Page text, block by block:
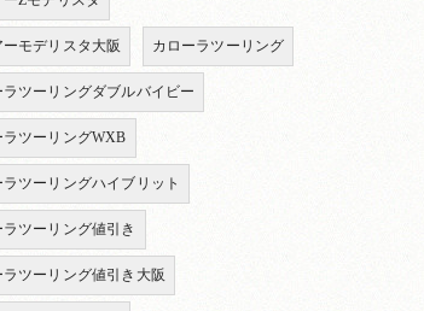
モデリスタ大阪 カローラツーリング
ラツーリングダブルバイビー
ラツーリングWXB
ラツーリングハイブリット
ラツーリング値引き
ラツーリング値引き大阪